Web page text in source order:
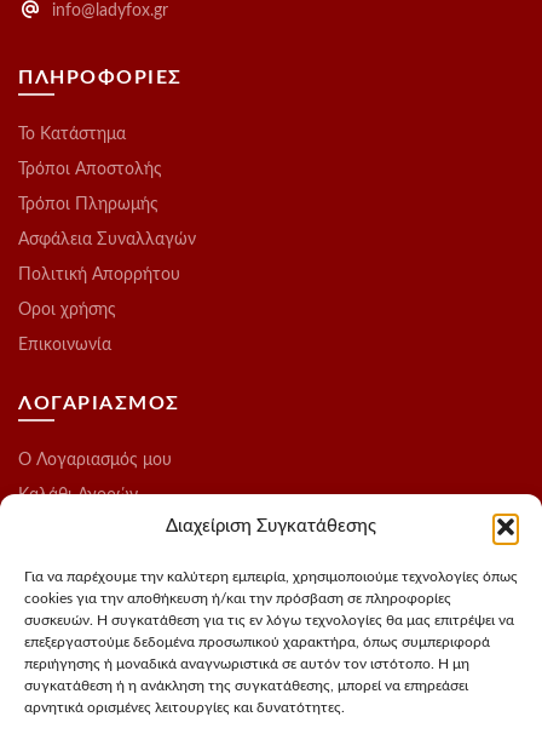
Διαχείριση Συγκατάθεσης
Για να παρέχουμε την καλύτερη εμπειρία, χρησιμοποιούμε τεχνολογίες όπως
cookies για την αποθήκευση ή/και την πρόσβαση σε πληροφορίες
συσκευών. Η συγκατάθεση για τις εν λόγω τεχνολογίες θα μας επιτρέψει να
επεξεργαστούμε δεδομένα προσωπικού χαρακτήρα, όπως συμπεριφορά
περιήγησης ή μοναδικά αναγνωριστικά σε αυτόν τον ιστότοπο. Η μη
συγκατάθεση ή η ανάκληση της συγκατάθεσης, μπορεί να επηρεάσει
αρνητικά ορισμένες λειτουργίες και δυνατότητες.
info@ladyfox.gr
ΠΛΗΡΟΦΟΡΙΕΣ
Το Kατάστημα
Τρόποι Αποστολής
Τρόποι Πληρωμής
Ασφάλεια Συναλλαγών
Πολιτική Απορρήτου
Οροι χρήσης
Επικοινωνία
ΛΟΓΑΡΙΑΣΜΟΣ
O Λογαριασμός μου
Καλάθι Αγορών
Ολοκλήρωση Παραγγελίας
Blog
ΑΚΟΛΟΥΘΗΣΤΕ ΜΑΣ
Instagram